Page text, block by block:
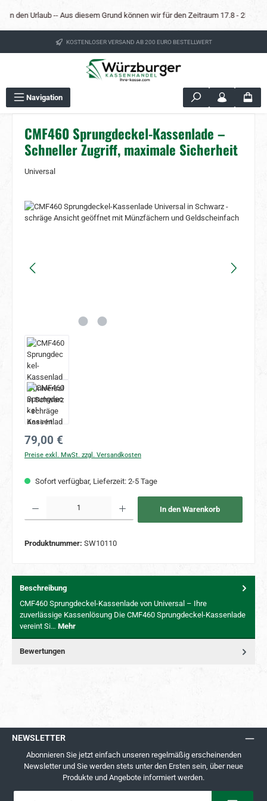
Zum Hauptinhalt springen
den Urlaub -- Aus diesem Grund können wir für den Zeitraum 17.8 - 25.8
KOSTENLOSER VERSAND AB 200 EURO BESTELLWERT
Navigation
CMF460 Sprungdeckel-Kassenlade –
Schneller Zugriff, maximale Sicherheit
Universal
Bildergalerie überspringen
Regulärer Preis:
79,00 €
Preise exkl. MwSt. zzgl. Versandkosten
Sofort verfügbar, Lieferzeit: 2-5 Tage
In den Warenkorb
Produktnummer: SW10110
Beschreibung
CMF460 Sprungdeckel-Kassenlade von Universal – Ihre
zuverlässige Kassenlösung Die CMF460 Sprungdeckel-Kassenlade
vereint Si… Mehr
Bewertungen
NEWSLETTER
Abonnieren Sie jetzt einfach unseren regelmäßig erscheinenden
Newsletter und Sie werden stets unter den Ersten sein, über neue
Produkte und Angebote informiert werden.